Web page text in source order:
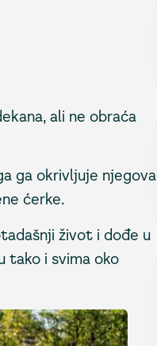
ali ne obraća
ga okrivljuje njegova
ćerke.
život i dođe u
tako i svima oko